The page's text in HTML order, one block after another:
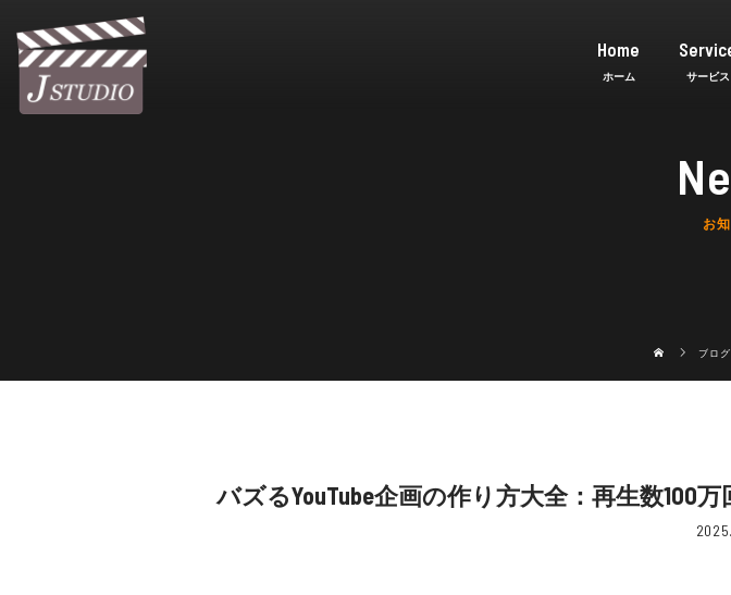
Home
お
ブログ
バズるYouTube企画の作り方大全：再生数100